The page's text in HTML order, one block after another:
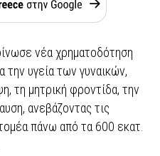
νέα χρηματοδότηση
υγεία των γυναικών,
τη μητρική φροντίδα, την
ανεβάζοντας τις
πάνω από τα 600 εκατ.